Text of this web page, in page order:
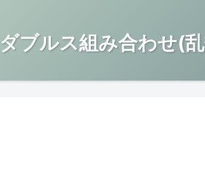
ダブルス組み合わせ(